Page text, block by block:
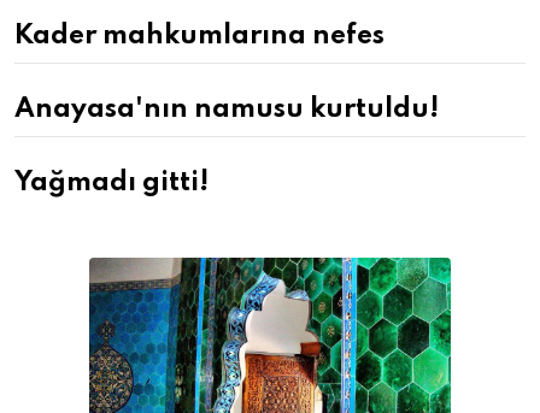
Kader mahkumlarına nefes
Anayasa'nın namusu kurtuldu!
Yağmadı gitti!